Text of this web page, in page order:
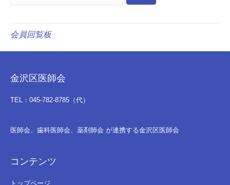
会員回覧板
金沢区医師会
TEL：045-782-8785（代）
医師会、歯科医師会、薬剤師会 が連携する金沢区医師会
コンテンツ
トップページ